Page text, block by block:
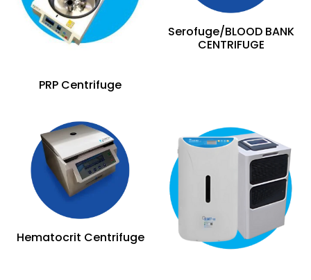
PRP Centrifuge
Serofuge/BLOOD BANK
CENTRIFUGE
Hematocrit Centrifuge